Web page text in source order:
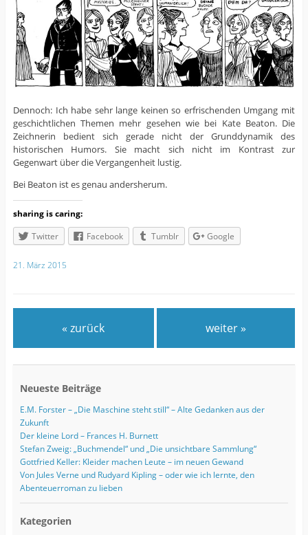
Dennoch: Ich habe sehr lange keinen so erfrischenden Umgang mit
geschichtlichen Themen mehr gesehen wie bei Kate Beaton. Die
Zeichnerin bedient sich gerade nicht der Grunddynamik des
historischen Humors. Sie macht sich nicht im Kontrast zur
Gegenwart über die Vergangenheit lustig.
Bei Beaton ist es genau andersherum.
sharing is caring:
Twitter
Facebook Tumblr Google
21. März 2015
« zurück weiter »
Neueste Beiträge
E.M. Forster – „Die Maschine steht still“ – Alte Gedanken aus der
Zukunft
Der kleine Lord – Frances H. Burnett
Stefan Zweig: „Buchmendel“ und „Die unsichtbare Sammlung“
Gottfried Keller: Kleider machen Leute – im neuen Gewand
Von Jules Verne und Rudyard Kipling – oder wie ich lernte, den
Abenteuerroman zu lieben
Kategorien